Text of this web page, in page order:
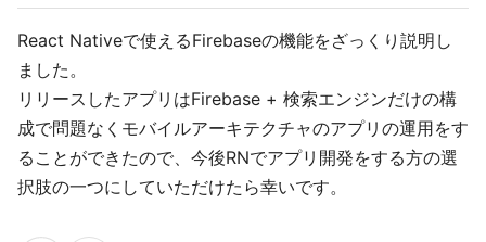
React Nativeで使えるFirebaseの機能をざっくり説明し
ました。
リリースしたアプリはFirebase + 検索エンジンだけの構
成で問題なくモバイルアーキテクチャのアプリの運用をす
ることができたので、今後RNでアプリ開発をする方の選
択肢の一つにしていただけたら幸いです。